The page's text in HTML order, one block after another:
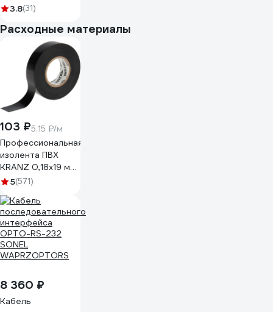
1200 Е0201-0024
3.8(31)
Расходные материалы
103 ₽5.15 ₽/м
Профессиональная
изолента ПВХ
KRANZ 0,18х19 мм,
20 м, черная KR-
5(571)
8 360 ₽
Кабель